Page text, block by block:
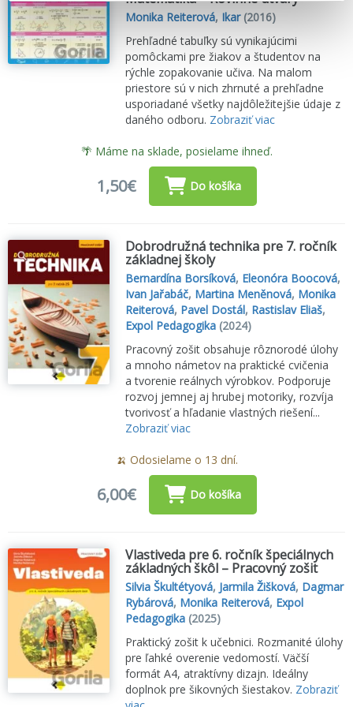
Monika Reiterová, Ikar(2016)
Prehľadné tabuľky sú vynikajúcimi
pomôckami pre žiakov a študentov na
rýchle zopakovanie učiva. Na malom
priestore sú v nich zhrnuté a prehľadne
usporiadané všetky najdôležitejšie údaje z
daného odboru. Zobraziť viac
🌴 Máme na sklade, posielame ihneď.
1,50€ Do košíka
Dobrodružná technika pre 7. ročník
základnej školy
Bernardína Borsíková, Eleonóra Boocová,
Ivan Jařabáč, Martina Meněnová, Monika
Reiterová, Pavel Dostál, Rastislav Eliaš,
Expol Pedagogika (2024)
Pracovný zošit obsahuje rôznorodé úlohy
a mnoho námetov na praktické cvičenia
a tvorenie reálnych výrobkov. Podporuje
rozvoj jemnej aj hrubej motoriky, rozvíja
tvorivosť a hľadanie vlastných riešení...
Zobraziť viac
🍌 Odosielame o 13 dní.
6,00€ Do košíka
Vlastiveda pre 6. ročník špeciálnych
základných škôl – Pracovný zošit
Silvia Škultétyová, Jarmila Žišková, Dagmar
Rybárová, Monika Reiterová, Expol
Pedagogika (2025)
Praktický zošit k učebnici. Rozmanité úlohy
pre ľahké overenie vedomostí. Väčší
formát A4, atraktívny dizajn. Ideálny
doplnok pre šikovných šiestakov. Zobraziť